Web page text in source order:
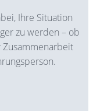
Ihre Situation
zu werden – ob